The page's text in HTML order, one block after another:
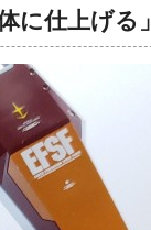
に仕上げる」